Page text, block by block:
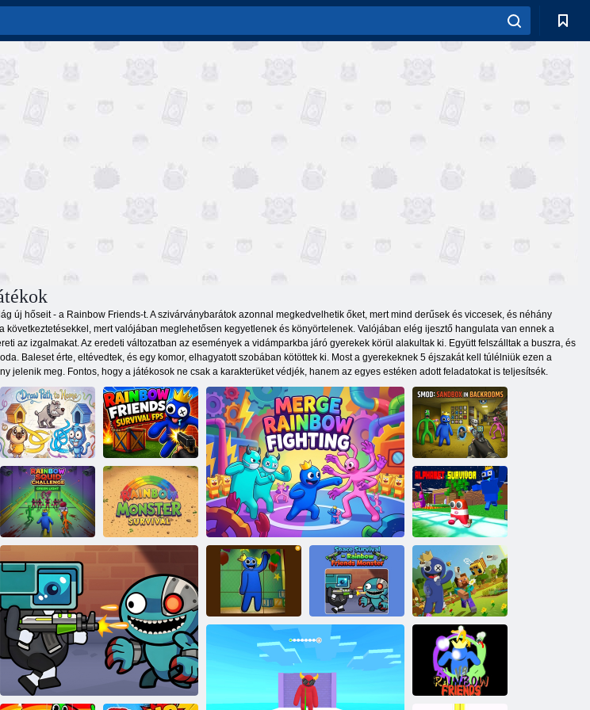
új hőseit - a Rainbow Friends-t. A szivárványbarátok azonnal megkedvelhetik őket, mert mind derűsek és viccesek, és néhány
következtetésekkel, mert valójában meglehetősen kegyetlenek és könyörtelenek. Valójában elég ijesztő hangulata van ennek a
az izgalmakat. Az eredeti változatban az események a vidámparkba járó gyerekek körül alakultak ki. Együtt felszálltak a buszra, és
Baleset érte, eltévedtek, és egy komor, elhagyatott szobában kötöttek ki. Most a gyerekeknek 5 éjszakát kell túlélniük ezen a
jelenik meg. Fontos, hogy a játékosok ne csak a karakterüket védjék, hanem az egyes estéken adott feladatokat is teljesítsék.
Rajzolja meg az
otthon felé
vezető utat
Rainbow
Friends Survival
FPS
Merge Rainbow Fighting
SMod: Sandbox
a Backroomsban
Rainbow Squid
Challenge
Rainbow
Monster
Survival
Alphabet
Survivor
Szivárványos
barátok csúszó
Űr túlélés -
Szivárványbarátok
szörnyeteg
Szivárványos
barátok
Minecraft Rejtett
Skibidi